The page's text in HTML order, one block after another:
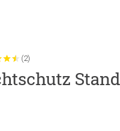
(2)